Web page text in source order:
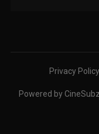
Privacy Policy
Powered by